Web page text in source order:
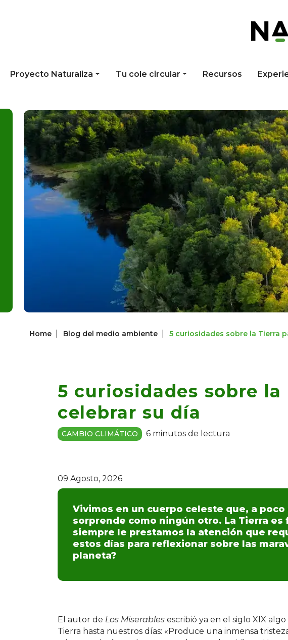
Proyecto Naturaliza Tu cole circular Recursos
Home Blog del medio ambiente 5 curiosidades sobre la Tierra
5 curiosidades sobre la
celebrar su día
CAMBIO CLIMÁTICO 6 minutos de lectura
09 Agosto, 2026
Vivimos en un cuerpo celeste que, a poco
sorprende como ningún otro. La Tierra es
siempre le prestamos la atención que
estos días para reflexionar sobre las
planeta?
El autor de Los Miserables escribió ya en el siglo XIX
Tierra hasta nuestros días: «Produce una inmensa